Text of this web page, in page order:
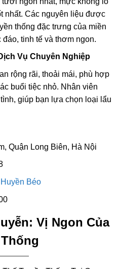
nhất. Các nguyên liệu được
thống đặc trưng của miền
tinh tế và thơm ngon.
Vụ Chuyên Nghiệp
rộng rãi, thoải mái, phù hợp
buổi tiệc nhỏ. Nhân viên
giúp bạn lựa chọn loại lẩu
Quận Long Biên, Hà Nội
Béo
Vị Ngon Của